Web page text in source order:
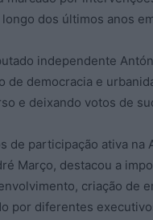
dos últimos anos
independente
de democracia e
e deixando votos de
de participação ativa na
Março, destacou a
criação de
por diferentes